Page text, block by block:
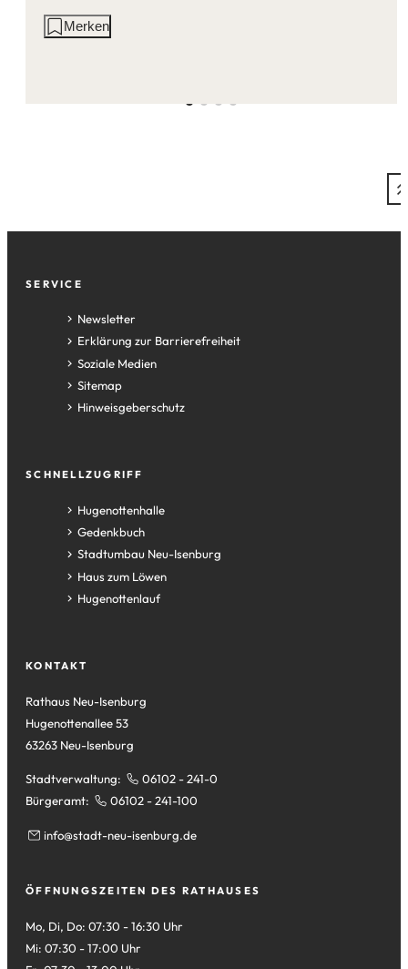
AktionenMerken
Fußzeile
SERVICE
Newsletter
Erklärung zur Barrierefreiheit
Soziale Medien
Sitemap
Hinweisgeberschutz
SCHNELLZUGRIFF
Hugenottenhalle
(Öffnet
in
einem
neuen
Tab)
Gedenkbuch
(Öffnet
in
einem
neuen
Stadtumbau Neu-Isenburg
(Öffnet
in
einem
Haus zum Löwen
(Öffnet
in
Tab)
Hugenottenlauf
(Öffnet
neuen
KONTAKT
Rathaus Neu-Isenburg
Hugenottenallee 53
63263 Neu-Isenburg
Stadtverwaltung:
06102 - 241-0
Bürgeramt:
06102 - 241-100
info stadt-neu-isenburg de
ÖFFNUNGSZEITEN DES RATHAUSES
Mo, Di, Do: 07:30 - 16:30 Uhr
Mi: 07:30 - 17:00 Uhr